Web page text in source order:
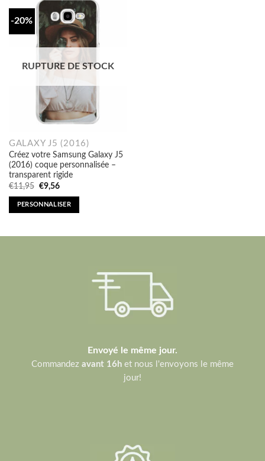
-20%
RUPTURE DE STOCK
GALAXY J5 (2016)
Créez votre Samsung Galaxy J5
(2016) coque personnalisée –
transparent rigide
€11,95 Original
was:
€11,95.
€9,56Current
is:
€9,56.
PERSONNALISER
Envoyé le même jour.
Commandez avant 16h et nous l'envoyons le même
jour!